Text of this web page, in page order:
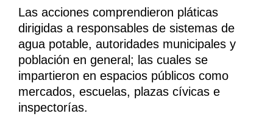
Las acciones comprendieron pláticas
dirigidas a responsables de sistemas de
agua potable, autoridades municipales y
población en general; las cuales se
impartieron en espacios públicos como
mercados, escuelas, plazas cívicas e
inspectorías.